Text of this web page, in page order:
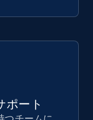
ポート